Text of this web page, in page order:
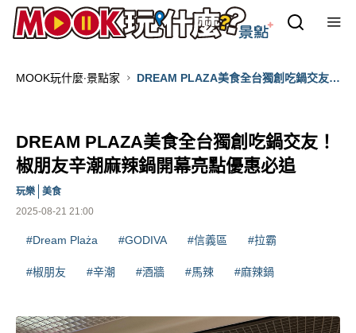
MOOK玩什麼‧景點家
DREAM PLAZA美食全台獨創吃鍋交友！
DREAM PLAZA美食全台獨創吃鍋交友！
椒朋友辛潮麻辣鍋開幕亮點優惠必追
2025-08-21 21:00
玩樂 美食
#Dream Plaża #GODIVA #信義區 #拉霸
#椒朋友 #辛潮 #酒牆 #馬辣 #麻辣鍋